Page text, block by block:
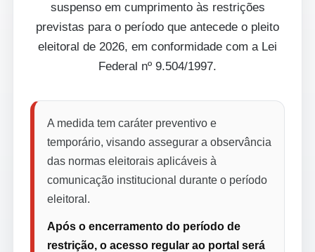
suspenso em cumprimento às restrições
previstas para o período que antecede o pleito
eleitoral de 2026, em conformidade com a Lei
Federal nº 9.504/1997.
A medida tem caráter preventivo e
temporário, visando assegurar a observância
das normas eleitorais aplicáveis à
comunicação institucional durante o período
eleitoral.
Após o encerramento do período de
restrição, o acesso regular ao portal será